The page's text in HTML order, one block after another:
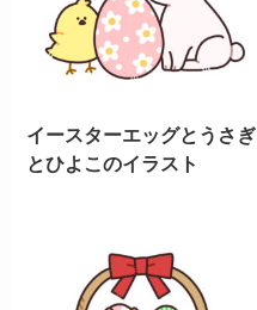
イースターエッグとうさぎ
とひよこのイラスト